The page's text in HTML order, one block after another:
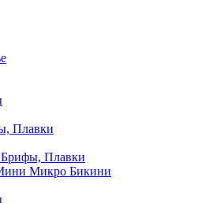
Плавки
Плавки
Микро Бикини